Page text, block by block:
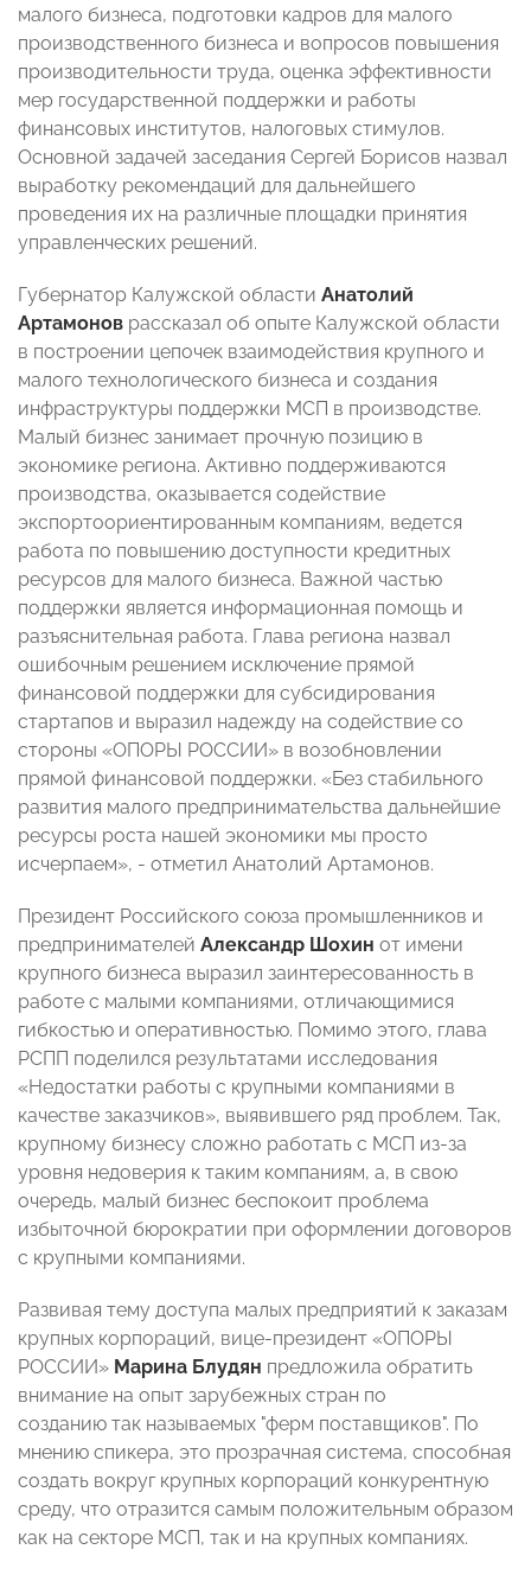
малого бизнеса, подготовки кадров для малого
производственного бизнеса и вопросов повышения
производительности труда, оценка эффективности
мер государственной поддержки и работы
финансовых институтов, налоговых стимулов.
Основной задачей заседания Сергей Борисов назвал
выработку рекомендаций для дальнейшего
проведения их на различные площадки принятия
управленческих решений.
Губернатор Калужской области Анатолий
Артамонов рассказал об опыте Калужской области
в построении цепочек взаимодействия крупного и
малого технологического бизнеса и создания
инфраструктуры поддержки МСП в производстве.
Малый бизнес занимает прочную позицию в
экономике региона. Активно поддерживаются
производства, оказывается содействие
экспортоориентированным компаниям, ведется
работа по повышению доступности кредитных
ресурсов для малого бизнеса. Важной частью
поддержки является информационная помощь и
разъяснительная работа. Глава региона назвал
ошибочным решением исключение прямой
финансовой поддержки для субсидирования
стартапов и выразил надежду на содействие со
стороны «ОПОРЫ РОССИИ» в возобновлении
прямой финансовой поддержки. «Без стабильного
развития малого предпринимательства дальнейшие
ресурсы роста нашей экономики мы просто
исчерпаем», - отметил Анатолий Артамонов.
Президент Российского союза промышленников и
предпринимателей Александр Шохин от имени
крупного бизнеса выразил заинтересованность в
работе с малыми компаниями, отличающимися
гибкостью и оперативностью. Помимо этого, глава
РСПП поделился результатами исследования
«Недостатки работы с крупными компаниями в
качестве заказчиков», выявившего ряд проблем. Так,
крупному бизнесу сложно работать с МСП из-за
уровня недоверия к таким компаниям, а, в свою
очередь, малый бизнес беспокоит проблема
избыточной бюрократии при оформлении договоров
с крупными компаниями.
Развивая тему доступа малых предприятий к заказам
крупных корпораций, вице-президент «ОПОРЫ
РОССИИ» Марина Блудян предложила обратить
внимание на опыт зарубежных стран по
созданию так называемых "ферм поставщиков". По
мнению спикера, это прозрачная система, способная
создать вокруг крупных корпораций конкурентную
среду, что отразится самым положительным образом
как на секторе МСП, так и на крупных компаниях.